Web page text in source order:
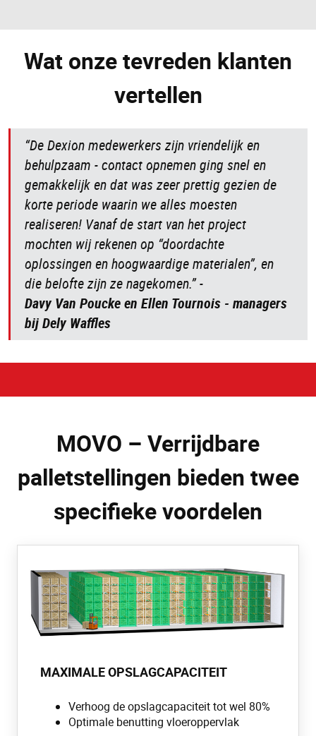
Wat onze tevreden klanten
vertellen
“De Dexion medewerkers zijn vriendelijk en
behulpzaam - contact opnemen ging snel en
gemakkelijk en dat was zeer prettig gezien de
korte periode waarin we alles moesten
realiseren! Vanaf de start van het project
mochten wij rekenen op “doordachte
oplossingen en hoogwaardige materialen”, en
die belofte zijn ze nagekomen.” -
Davy Van Poucke en Ellen Tournois - managers
bij Dely Waffles
MOVO – Verrijdbare
palletstellingen bieden twee
specifieke voordelen
MAXIMALE OPSLAGCAPACITEIT
Verhoog de opslagcapaciteit tot wel 80%
Optimale benutting vloeroppervlak